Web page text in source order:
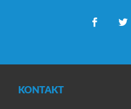
KONTAKT